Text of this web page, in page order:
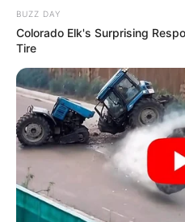
Υγειονομικοί:
επέτειο των
Παρασκευή, 2 Σεπτεμβρίου
Υγειονομικοί: Επιστολή-
BUZZ DAY
Colorado Elk's Surprising
Tire